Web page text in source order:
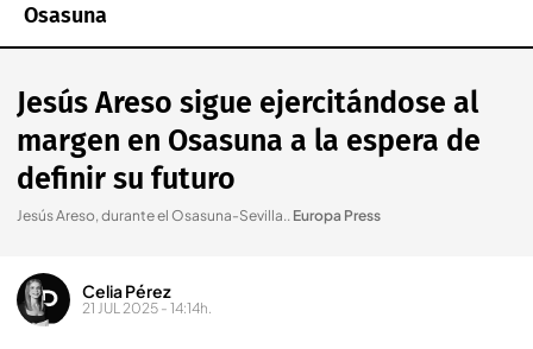
Osasuna
Jesús Areso sigue ejercitándose al
margen en Osasuna a la espera de
definir su futuro
Jesús Areso, durante el Osasuna-Sevilla.. Europa Press
Celia Pérez
21 JUL 2025 - 14:14h.